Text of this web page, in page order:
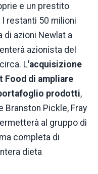
e un prestito
restanti 50 milioni
di azioni Newlat a
azionista del
L'acquisizione
Food di ampliare
prodotti,
Pickle, Fray
al gruppo di
completa di
dieta